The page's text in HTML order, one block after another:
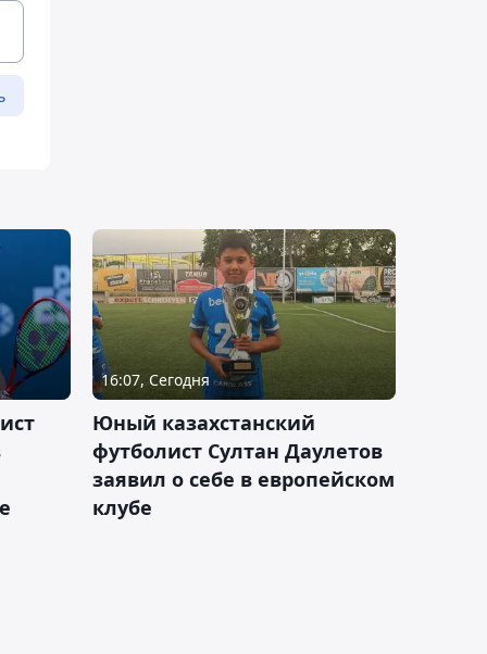
16:07, Сегодня
Юный казахстанский
футболист Султан Даулетов
заявил о себе в европейском
клубе